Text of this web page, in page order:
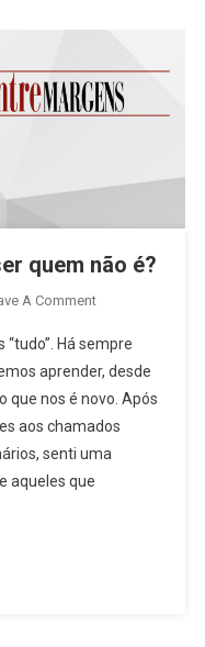
quem não é?
A CommentOn
Pode
Alguém
Ser
Quem
Não
Há sempre
aprender, desde
que nos é novo. Após
aos chamados
senti uma
aqueles que